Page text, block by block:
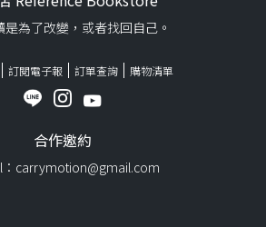
是為了改變，或者找回自己。
訂閱電子報 訂單查詢 購物清單
合作邀約
：carrymotion@gmail.com